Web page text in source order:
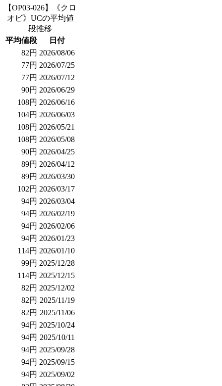
【OP03-026】《クロ
オビ》UCの平均値
段推移
平均値段
日付
82円 2026/08/06
77円 2026/07/25
77円 2026/07/12
90円 2026/06/29
108円 2026/06/16
104円 2026/06/03
108円 2026/05/21
108円 2026/05/08
90円 2026/04/25
89円 2026/04/12
89円 2026/03/30
102円 2026/03/17
94円 2026/03/04
94円 2026/02/19
94円 2026/02/06
94円 2026/01/23
114円 2026/01/10
99円 2025/12/28
114円 2025/12/15
82円 2025/12/02
82円 2025/11/19
82円 2025/11/06
94円 2025/10/24
94円 2025/10/11
94円 2025/09/28
94円 2025/09/15
94円 2025/09/02